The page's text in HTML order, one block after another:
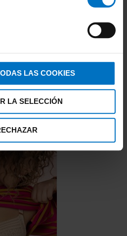
LAS COOKIES
LA SELECCIÓN
PUEDE